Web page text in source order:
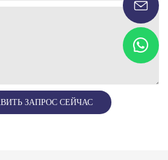
ЗАПРОС СЕЙЧАС